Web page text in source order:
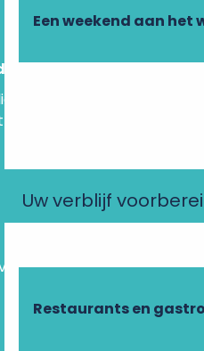
Een weekend aan het
Uw verblijf
Restaurants en
aanbiedingen en
in je inbox.
assistent, die er is